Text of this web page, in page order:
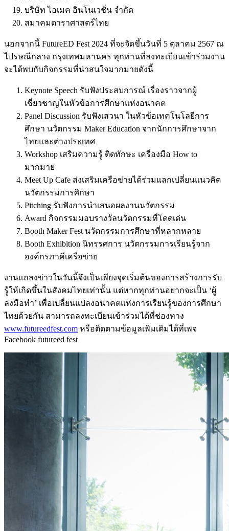
บริษัท ไอเมค อินโนเวชั่น จำกัด
สมาคมดาราศาสตร์ไทย
นอกจากนี้ FutureED Fest 2024 ที่จะจัดขึ้นวันที่ 5 ตุลาคม 2567 ณ
ไปรษณีกลาง กรุงเทพมหานคร ทุกท่านที่ลงทะเบียนเข้าร่วมงาน
จะได้พบกับกิจกรรมที่น่าสนใจมากมายดังนี้
Keynote Speech รับฟังประสบการณ์ เรื่องราวจากผู้
เชี่ยวชาญในหัวข้อการศึกษาแห่งอนาคต
Panel Discussion รับฟังเสวนา ในหัวข้อเทคโนโลยีการ
ศึกษา นวัตกรรม Maker Education จากนักการศึกษาจาก
ไทยและต่างประเทศ
Workshop เสริมความรู้ ติดทักษะ เครื่องมือ How to
มากมาย
Meet Up Cafe ส่งเสริมเครือข่ายได้ร่วมแลกเปลี่ยนแนวคิด
นวัตกรรมการศึกษา
Pitching รับฟังการนำเสนอผลงานนวัตกรรม
Award กิจกรรมมอบรางวัลนวัตกรรมที่โดดเด่น
Booth Maker Fest นวัตกรรมการศึกษาที่หลากหลาย
Booth Exhibition นิทรรศการ นวัตกรรมการเรียนรู้จาก
องค์กรภาคีเครือข่าย
งานแถลงข่าวในวันนี้จึงเป็นเพียงจุดเริ่มต้นของการสร้างการรับ
รู้ให้เกิดขึ้นในสังคมไทยเท่านั้น แต่หากทุกท่านอยากจะเป็น ‘ผู้
ลงมือทำ’ เพื่อเปลี่ยนแปลงอนาคตแห่งการเรียนรู้ของการศึกษา
ไทยด้วยกัน สามารถลงทะเบียนเข้าร่วมได้ที่ช่องทาง
www.futureedfest.com หรือติดตามข้อมูลเพิมเติมได้ที่เพจ
Facebook futureed fest